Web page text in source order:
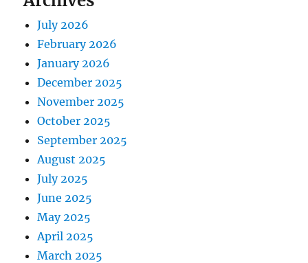
July 2026
February 2026
January 2026
December 2025
November 2025
October 2025
September 2025
August 2025
July 2025
June 2025
May 2025
April 2025
March 2025